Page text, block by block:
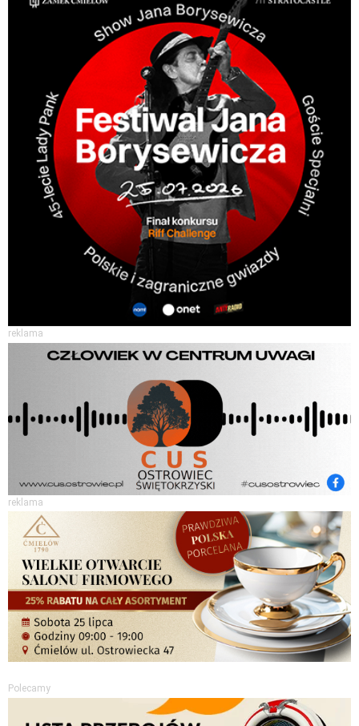
reklama
reklama
Polecamy